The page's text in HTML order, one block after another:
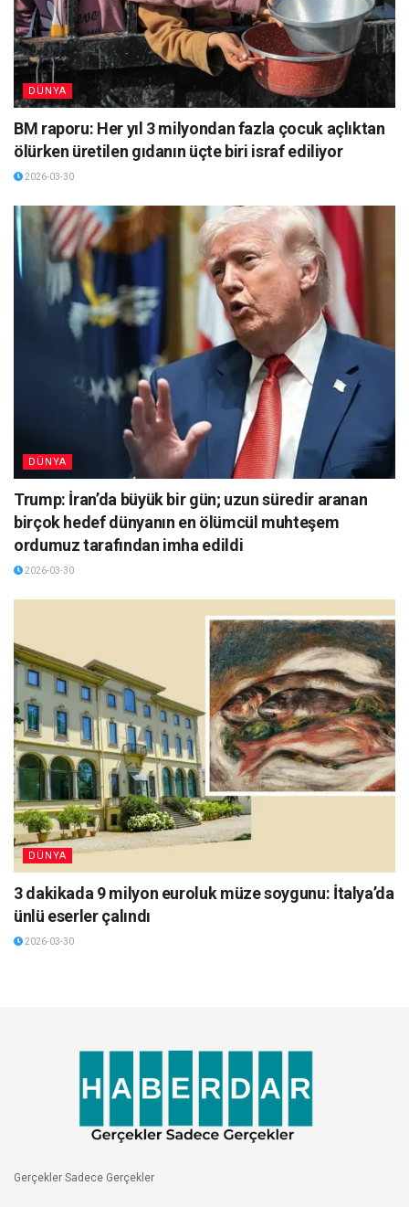
DÜNYA
BM raporu: Her yıl 3 milyondan fazla çocuk açlıktan
ölürken üretilen gıdanın üçte biri israf ediliyor
2026-03-30
DÜNYA
Trump: İran’da büyük bir gün; uzun süredir aranan
birçok hedef dünyanın en ölümcül muhteşem
ordumuz tarafından imha edildi
2026-03-30
DÜNYA
3 dakikada 9 milyon euroluk müze soygunu: İtalya’da
ünlü eserler çalındı
2026-03-30
Gerçekler Sadece Gerçekler